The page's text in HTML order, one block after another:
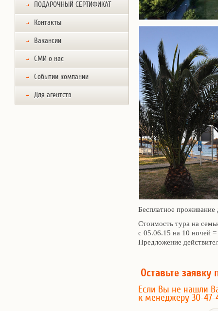
ПОДАРОЧНЫЙ СЕРТИФИКАТ
Контакты
Вакансии
СМИ о нас
Событии компании
Для агентств
Бесплатное проживание
Стоимость тура на
с 05.06.15 на 10 ночей
Предложение
Оставьте заявку
Если Вы не нашли
к менеджеру 30-47-